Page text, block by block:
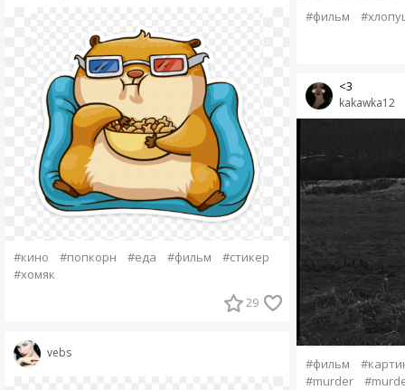
#кино #попкорн #еда #фильм
#стикер
#хомяк
29
vebs
#фильм
kakawka12
<3
#фильм
#murder